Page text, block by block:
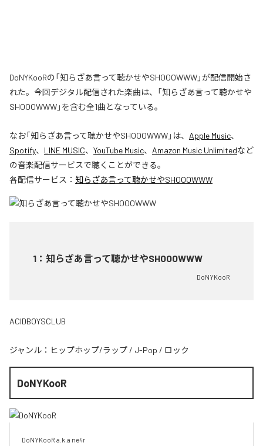
DoNYKooRの「知らざあ言って聴かせやSHOOOWWW」が配信開始さ
れた。今回デジタル配信された楽曲は、「知らざあ言って聴かせや
SHOOOWWW」を含む全1曲となっている。
なお「知らざあ言って聴かせやSHOOOWWW」は、 Apple Music、
Spotify、 LINE MUSIC、 YouTube Music、 Amazon Music Unlimitedなど
の音楽配信サービスで聴くことができる。
各配信サービス： 知らざあ言って聴かせやSHOOOWWW
1 ： 知らざあ言って聴かせやSHOOOWWW
DoNYKooR
ACIDBOYSCLUB
ジャンル： ヒップホップ/ラップ / J-Pop / ロック
DoNYKooR
DoNYKooR a.k.a ne4r